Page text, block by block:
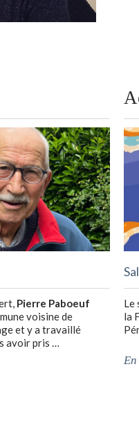
Pierre Paboeuf
voisine de
et y a travaillé
avoir pris …
Le
la